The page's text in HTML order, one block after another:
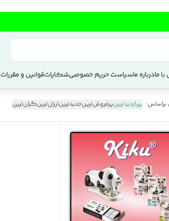
مادرباره ماسیاست حریم خصوصیشکایاتقوانین و مقررات
براساس: پربازدیدترینپرفروش‌ترینجدیدترینارزان‌ترینگران‌ترین